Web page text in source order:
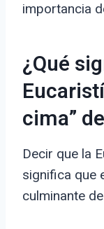
importancia
¿Qué
cima”
Decir que la
significa que
culminante